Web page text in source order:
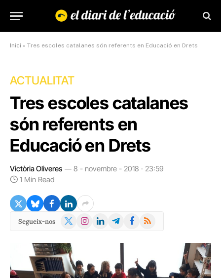
Inici » Tres escoles catalanes són referents en Educació en Drets
ACTUALITAT
Tres escoles catalanes
són referents en
Educació en Drets
Victòria Oliveres
8 - novembre - 2018 · 23:59
1 Min Read
Segueix-nos
X
Instagram
LinkedInTelegramFacebook
RSS